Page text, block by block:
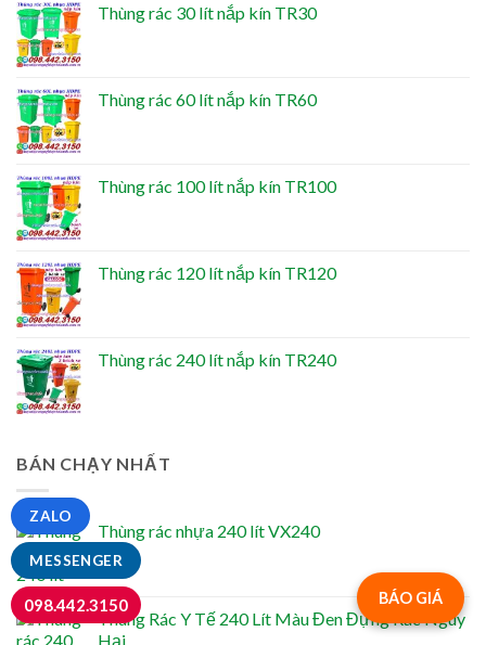
Thùng rác 30 lít nắp kín TR30
Thùng rác 60 lít nắp kín TR60
Thùng rác 100 lít nắp kín TR100
Thùng rác 120 lít nắp kín TR120
Thùng rác 240 lít nắp kín TR240
BÁN CHẠY NHẤT
Thùng rác nhựa 240 lít VX240
Thùng Rác Y Tế 240 Lít Màu Đen Đựng Rác Nguy
Hại
BÁO GIÁ
MESSENGER
ZALO
098.442.3150